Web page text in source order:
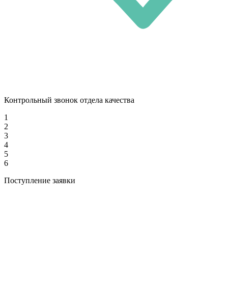
Контрольный звонок отдела качества
1
2
3
4
5
6
Поступление заявки